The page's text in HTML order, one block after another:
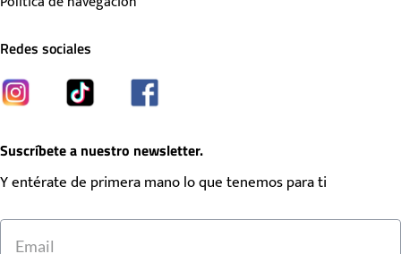
Redes sociales
Suscríbete a nuestro newsletter.
Y entérate de primera mano lo que tenemos para ti